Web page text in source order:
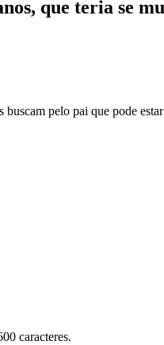
que teria se
caracteres.